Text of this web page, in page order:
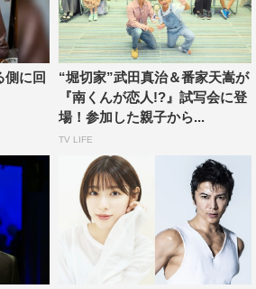
も映像化していただけるとは、原作
ものです。主演の武田さんと豪華キ
をすごく楽しみにしております！」
り配信スタート
別府葵、黒澤ゆりか、永尾まりや
食堂』（集英社「グランドジャン
側に回
“堀切家”武田真治＆番家天嵩が
『南くんが恋人!?』試写会に登
場！参加した親子から...
TV LIFE